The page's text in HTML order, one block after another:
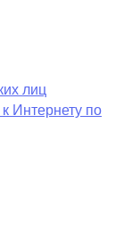
лиц
Интернету по